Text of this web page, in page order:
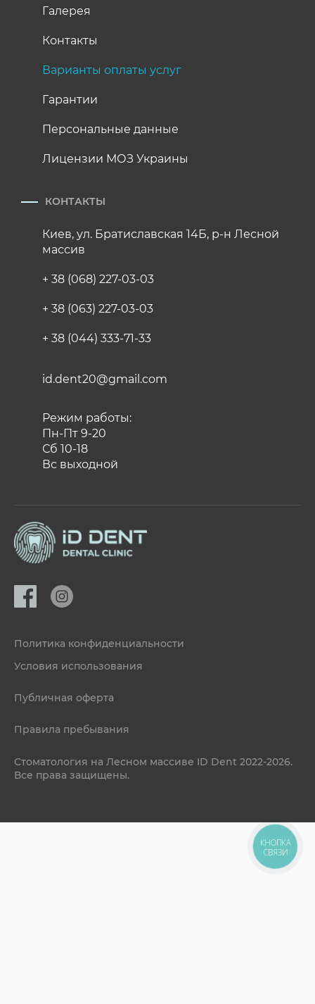
Галерея
Контакты
Варианты оплаты услуг
Гарантии
Персональные данные
Лицензии МОЗ Украины
КОНТАКТЫ
Киев, ул. Братиславская 14Б, р-н Лесной
массив
+ 38 (068) 227-03-03
+ 38 (063) 227-03-03
+ 38 (044) 333-71-33
id.dent20@gmail.com
Режим работы:
Пн-Пт 9-20
Сб 10-18
Вс выходной
Стоматология на Лесном массиве ID Dent 2022-2026.
Все права защищены.
Политика конфиденциальности
Условия использования
Публичная оферта
Правила пребывания
КНОПКА
СВЯЗИ